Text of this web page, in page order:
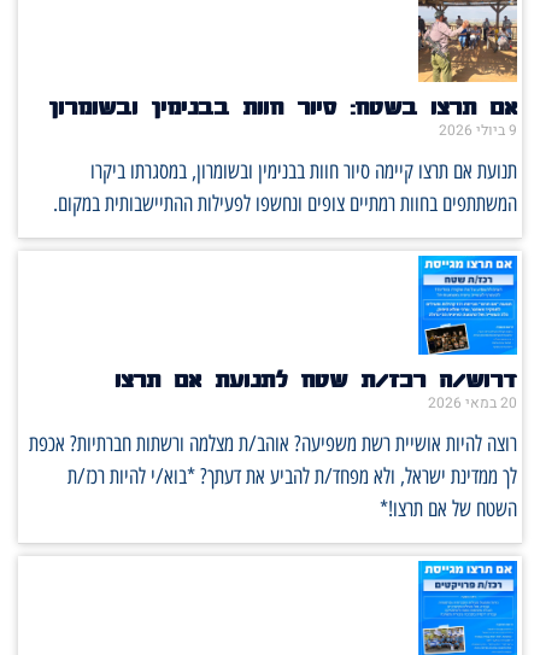
אם תרצו בשטח: סיור חוות בבנימין ובשומרון
9 ביולי 2026
תנועת אם תרצו קיימה סיור חוות בבנימין ובשומרון, במסגרתו ביקרו
המשתתפים בחוות רמתיים צופים ונחשפו לפעילות ההתיישבותית במקום.
דרוש/ה רכז/ת שטח לתנועת אם תרצו
20 במאי 2026
רוצה להיות אושיית רשת משפיעה? אוהב/ת מצלמה ורשתות חברתיות? אכפת
לך ממדינת ישראל, ולא מפחד/ת להביע את דעתך? *בוא/י להיות רכז/ת
השטח של אם תרצו!*